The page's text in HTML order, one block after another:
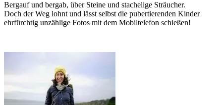
Bergauf und bergab, über Steine und stachelige Sträucher.
Doch der Weg lohnt und lässt selbst die pubertierenden Kinder
ehrfürchtig unzählige Fotos mit dem Mobiltelefon schießen!